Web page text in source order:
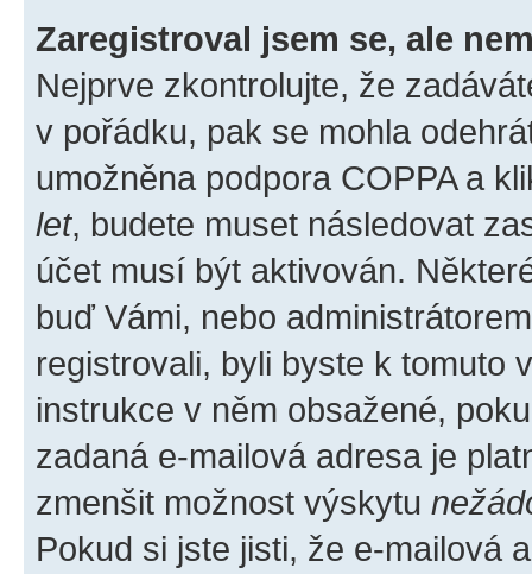
Zaregistroval jsem se, ale
Nejprve zkontrolujte, že
v pořádku, pak se mohla
umožněna podpora COPPA a
let, budete muset následovat
účet musí být aktivován.
buď Vámi, nebo
registrovali, byli byste k tomuto
instrukce v něm obsažené,
zadaná e-mailová adresa je
zmenšit možnost výskytu
Pokud si jste jisti, že e-mailová